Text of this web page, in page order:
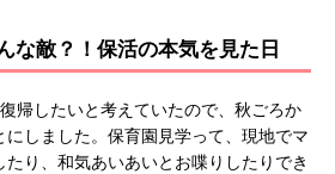
敵？！保活の本気を見た日
帰したいと考えていたので、秋ごろか
にしました。保育園見学って、現地でマ
り、和気あいあいとお喋りしたりでき